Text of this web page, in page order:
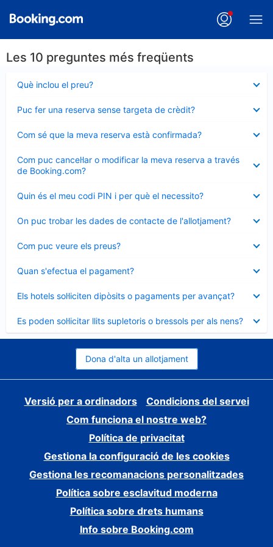
Les 10 preguntes més freqüents
Què inclou el preu?
tancat
Puc fer una reserva sense targeta de crèdit?
tancat
Com sé que la meva reserva està confirmada?
tancat
Com puc cancel·lar o modificar la meva reserva a través
de Booking.com?
tancat
Quin és el meu codi PIN i per què el necessito?
tancat
On puc trobar les dades de contacte de l'allotjament?
tancat
Com puc veure els preus?
tancat
Quan s'efectua el pagament?
tancat
Els hotels sol·liciten dipòsits o pagaments per avançat?
tancat
Es poden sol·licitar llits supletoris o bressols per als nens?
tancat
Dona d'alta un allotjament
Versió per a ordinadors
Condicions del servei
Com funciona el nostre web?
Política de privacitat
Gestiona la configuració de les cookies
Gestiona les recomanacions personalitzades
Política sobre esclavitud moderna
Política sobre drets humans
Info sobre Booking.com